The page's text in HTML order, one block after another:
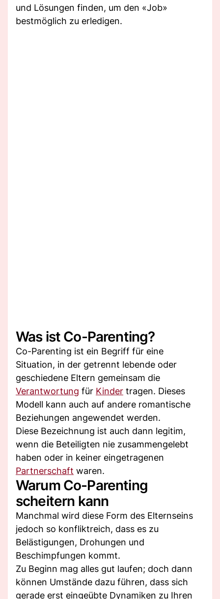
und Lösungen finden, um den «Job»
bestmöglich zu erledigen.
Was ist Co-Parenting?
Co-Parenting ist ein Begriff für eine
Situation, in der getrennt lebende oder
geschiedene Eltern gemeinsam die
Verantwortung für Kinder tragen. Dieses
Modell kann auch auf andere romantische
Beziehungen angewendet werden.
Diese Bezeichnung ist auch dann legitim,
wenn die Beteiligten nie zusammengelebt
haben oder in keiner eingetragenen
Partnerschaft waren.
Warum Co-Parenting
scheitern kann
Manchmal wird diese Form des Elternseins
jedoch so konfliktreich, dass es zu
Belästigungen, Drohungen und
Beschimpfungen kommt.
Zu Beginn mag alles gut laufen; doch dann
können Umstände dazu führen, dass sich
gerade erst eingeübte Dynamiken zu Ihren